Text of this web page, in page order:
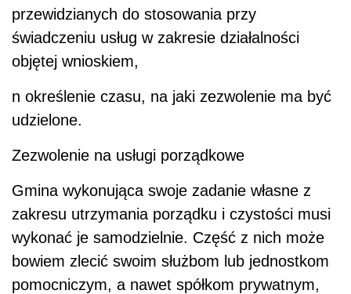
przewidzianych do stosowania przy
świadczeniu usług w zakresie działalności
objętej wnioskiem,
n określenie czasu, na jaki zezwolenie ma być
udzielone.
Zezwolenie na usługi porządkowe
Gmina wykonująca swoje zadanie własne z
zakresu utrzymania porządku i czystości musi
wykonać je samodzielnie. Część z nich może
bowiem zlecić swoim służbom lub jednostkom
pomocniczym, a nawet spółkom prywatnym,